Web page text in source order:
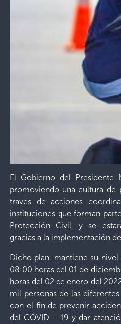
El Gobierno del Presidente
promoviendo una cultura de
través de acciones
instituciones que forman
Protección Civil, y se
gracias a la implementación
Dicho plan, mantiene su nivel
08:00 horas del 01 de
horas del 02 de enero del
mil personas de las
con el fin de prevenir
del COVID – 19 y dar